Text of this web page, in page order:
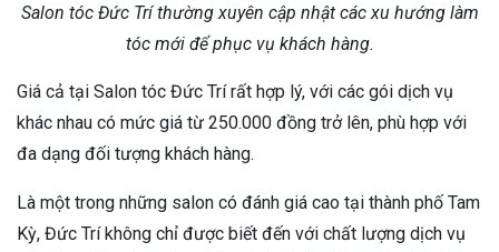
Salon tóc Đức Trí thường xuyên cập nhật các xu hướng làm
tóc mới để phục vụ khách hàng.
Giá cả tại Salon tóc Đức Trí rất hợp lý, với các gói dịch vụ
khác nhau có mức giá từ 250.000 đồng trở lên, phù hợp với
đa dạng đối tượng khách hàng.
Là một trong những salon có đánh giá cao tại thành phố Tam
Kỳ, Đức Trí không chỉ được biết đến với chất lượng dịch vụ